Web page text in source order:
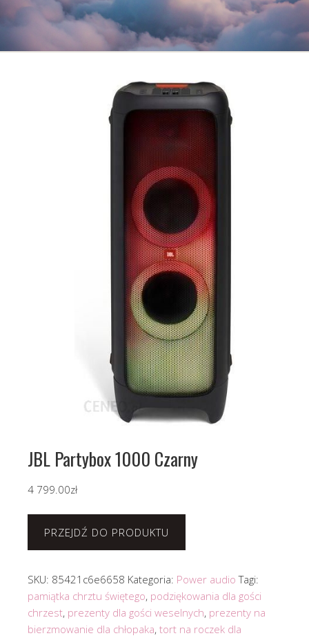
JBL Partybox 1000 Czarny
4 799.00zł
PRZEJDŹ DO PRODUKTU
SKU: 85421c6e6658 Kategoria: Power audio Tagi:
pamiątka chrztu świętego, podziękowania dla gości
chrzest, prezenty dla gości weselnych, prezenty na
bierzmowanie dla chłopaka, tort na roczek dla